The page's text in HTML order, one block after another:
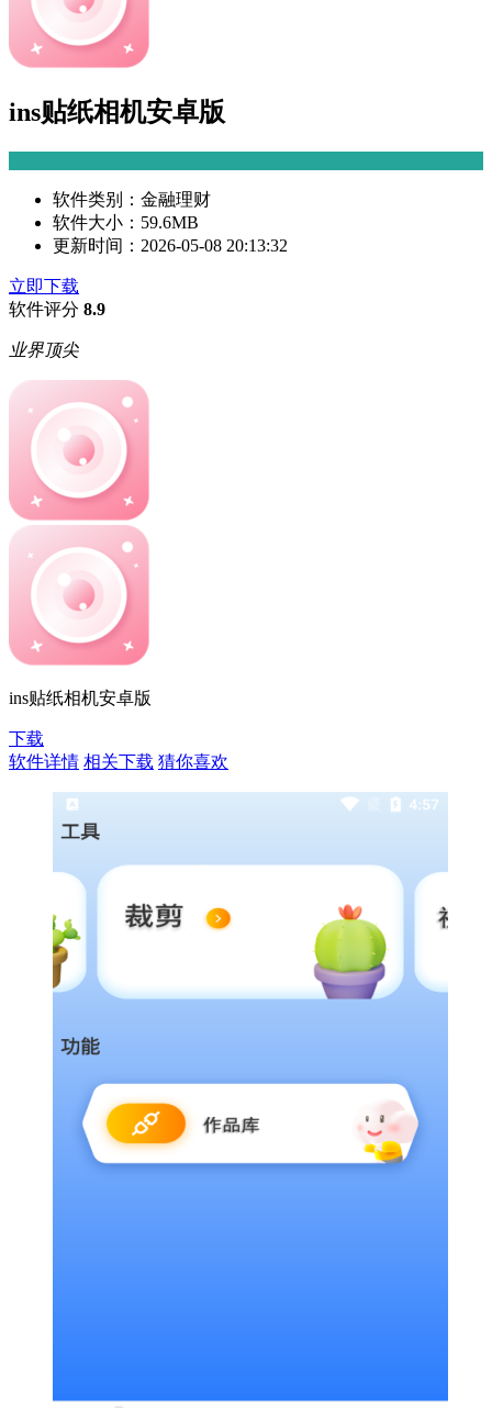
ins贴纸相机安卓版
软件类别： 金融理财
软件大小： 59.6MB
更新时间： 2026-05-08 20:13:32
立即下载
软件评分 8.9
业界顶尖
ins贴纸相机安卓版
下载
软件详情 相关下载 猜你喜欢